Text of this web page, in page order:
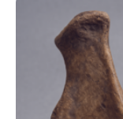
erzeugt durch
Schlote einen
Miriam Christina
Johannes
Team haben am
solche Tremore